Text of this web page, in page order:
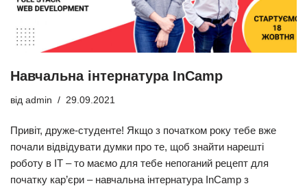
Навчальна інтернатура InCamp
від admin 29.09.2021
Привіт, друже-студенте! Якщо з початком року тебе вже
почали відвідувати думки про те, щоб знайти нарешті
роботу в ІТ – то маємо для тебе непоганий рецепт для
початку кар’єри – навчальна інтернатура InCamp з